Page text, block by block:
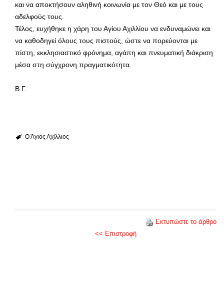
και να αποκτήσουν αληθινή κοινωνία με τον Θεό και με τους
αδελφούς τους.
Τέλος, ευχήθηκε η χάρη του Αγίου Αχιλλίου να ενδυναμώνει και
να καθοδηγεί όλους τους πιστούς, ώστε να πορεύονται με
πίστη, εκκλησιαστικό φρόνημα, αγάπη και πνευματική διάκριση
μέσα στη σύγχρονη πραγματικότητα.
Β.Γ.
Ο Άγιος Αχίλλιος
Εκτυπώστε το άρθρο
<< Επιστροφή